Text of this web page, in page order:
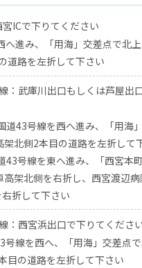
ICで下りてください
進み、「用海」交差点で北
道路を左折して下さい
：武庫川出口もしくは芦屋出
43号線を西へ進み、「用海
架北側2本目の道路を左折して
号線を東へ進み、「西宮本
高架北側を右折し、西宮渡辺
折して下さい
：西宮浜出口で下りてくださ
線を西へ、「用海」交差点
目の道路を左折して下さい